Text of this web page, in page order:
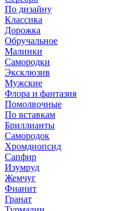
По дизайну
Классика
Дорожка
Обручальное
Малинки
Самородки
Эксклюзив
Мужские
Флора и фантазия
Помолвочные
По вставкам
Бриллианты
Самородок
Хромдиопсид
Сапфир
Изумруд
Жемчуг
Фианит
Гранат